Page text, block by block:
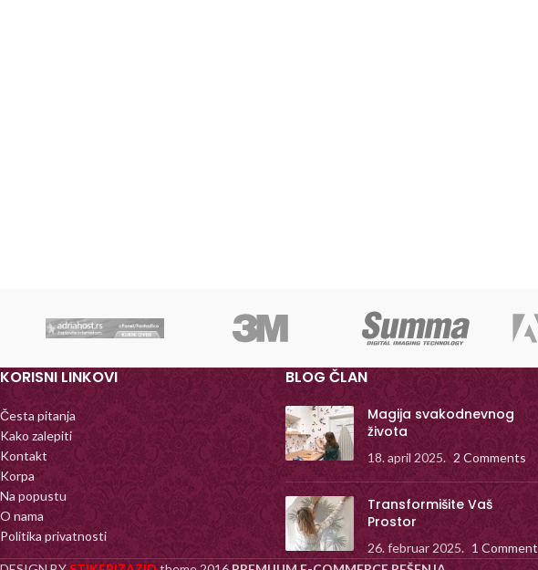
KORISNI LINKOVI
Česta pitanja
Kako zalepiti
Kontakt
Korpa
Na popustu
O nama
Politika privatnosti
BLOG ČLAN
Magija svakodnevnog
života
18. april 2025. 2 Comments
Transformišite Vaš
Prostor
26. februar 2025. 1 Comment